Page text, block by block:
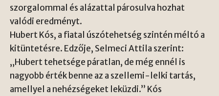
szorgalommal és alázattal párosulva hozhat
valódi eredményt.
Hubert Kós, a fiatal úszótehetség szintén méltó a
kitüntetésre. Edzője, Selmeci Attila szerint:
„Hubert tehetsége páratlan, de még ennél is
nagyobb érték benne az a szellemi-lelki tartás,
amellyel a nehézségeket leküzdi.” Kós